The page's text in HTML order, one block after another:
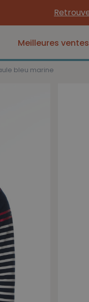
Meilleures ventes
bleu marine